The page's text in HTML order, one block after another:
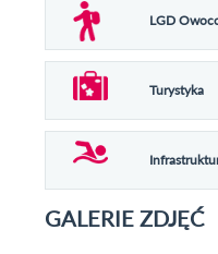
LGD
Turystyka
GALERIE ZDJĘĆ